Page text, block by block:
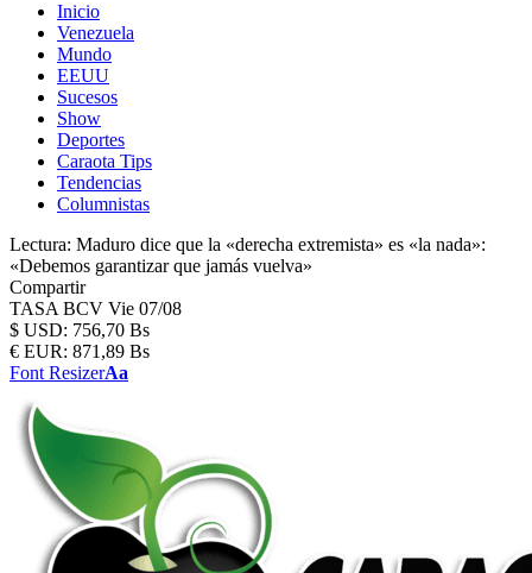
Inicio
Venezuela
Mundo
EEUU
Sucesos
Show
Deportes
Caraota Tips
Tendencias
Columnistas
Lectura: Maduro dice que la «derecha extremista» es «la nada»:
«Debemos garantizar que jamás vuelva»
Compartir
TASA BCV Vie 07/08
$ USD: 756,70 Bs
€ EUR: 871,89 Bs
Font ResizerAa